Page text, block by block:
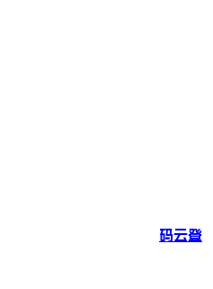
码云登